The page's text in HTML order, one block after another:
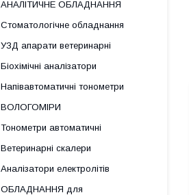
АНАЛІТИЧНЕ ОБЛАДНАННЯ
Стоматологічне обладнання
УЗД апарати ветеринарні
Біохімічні аналізатори
Напівавтоматичні тонометри
ВОЛОГОМІРИ
Тонометри автоматичні
Ветеринарні скалери
Аналізатори електролітів
ОБЛАДНАННЯ для